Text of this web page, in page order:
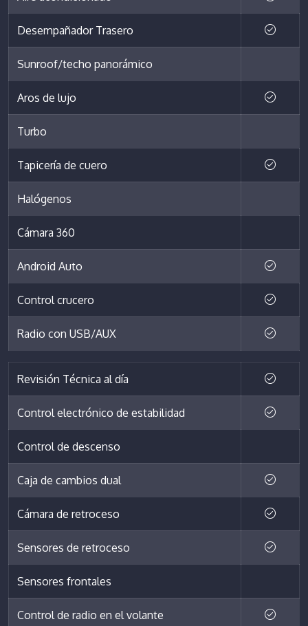
Desempañador Trasero
Sunroof/techo panorámico
Aros de lujo
Turbo
Tapicería de cuero
Halógenos
Cámara 360
Android Auto
Control crucero
Radio con USB/AUX
Revisión Técnica al día
Control electrónico de estabilidad
Control de descenso
Caja de cambios dual
Cámara de retroceso
Sensores de retroceso
Sensores frontales
Control de radio en el volante